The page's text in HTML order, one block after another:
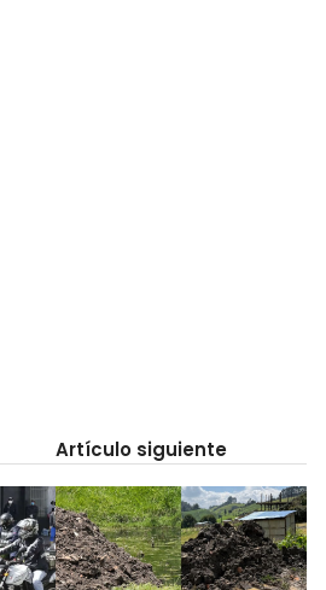
Artículo siguiente